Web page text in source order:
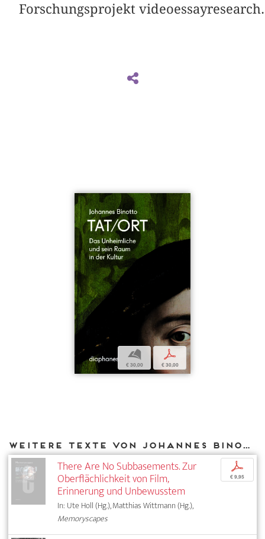
Forschungsprojekt
b
€ 30,00
p
€ 30,00
Weitere Texte von Johannes Binotto bei DIAPHANES
There Are No Subbasements. Zur
Oberflächlichkeit von Film,
Erinnerung und Unbewusstem
In: Ute Holl (Hg.), Matthias Wittmann (Hg.),
Memoryscapes
p
€ 9,95